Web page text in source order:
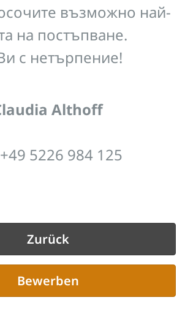
възможно най-
на постъпване.
с нетърпение!
Althoff
5226 984 125
Zurück
Bewerben